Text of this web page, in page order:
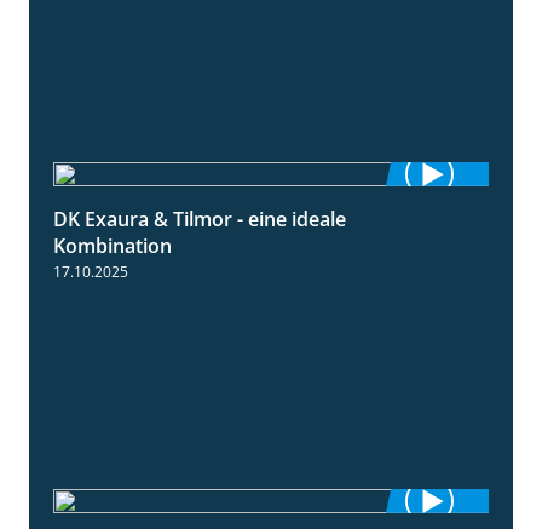
DK Exaura & Tilmor - eine ideale
Kombination
17.10.2025